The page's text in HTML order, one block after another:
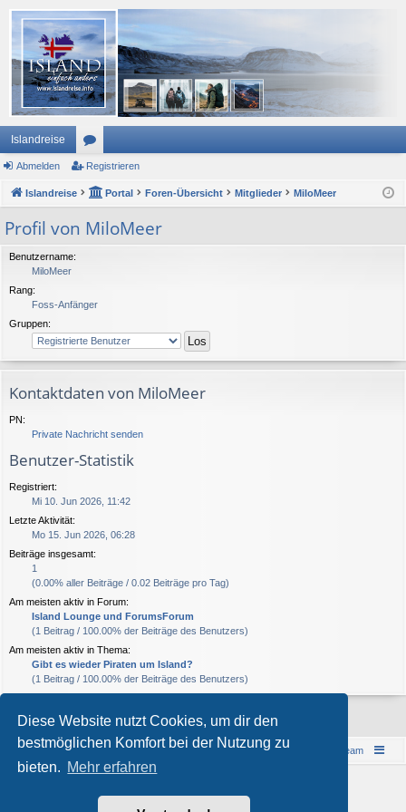
Diese Website nutzt Cookies, um dir den
bestmöglichen Komfort bei der Nutzung zu
bieten. Mehr erfahren
Islandreise
or
en
Abmelden Registrieren
Islandreise Portal Foren-Übersicht Mitglieder MiloMeer
Profil von MiloMeer
Benutzername:
MiloMeer
Rang:
Foss-Anfänger
Gruppen:
Kontaktdaten von MiloMeer
PN:
Private Nachricht senden
Benutzer-Statistik
Registriert:
Mi 10. Jun 2026, 11:42
Letzte Aktivität:
Mo 15. Jun 2026, 06:28
Beiträge insgesamt:
1
(0.00% aller Beiträge / 0.02 Beiträge pro Tag)
Am meisten aktiv in Forum:
Island Lounge und ForumsForum
(1 Beitrag / 100.00% der Beiträge des Benutzers)
Am meisten aktiv in Thema:
Gibt es wieder Piraten um Island?
(1 Beitrag / 100.00% der Beiträge des Benutzers)
Islandreise Portal Foren-Übersicht Das Team
Powered byphpBB® Forum Software © phpBB Limited